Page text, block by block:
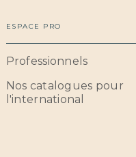
ESPACE PRO
Professionnels
Nos catalogues pour
l'international